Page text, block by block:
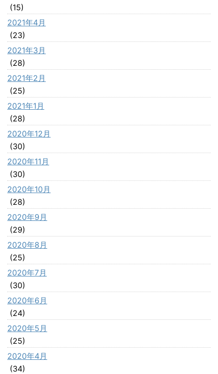
(15)
2021年4月
(23)
2021年3月
(28)
2021年2月
(25)
2021年1月
(28)
2020年12月
(30)
2020年11月
(30)
2020年10月
(28)
2020年9月
(29)
2020年8月
(25)
2020年7月
(30)
2020年6月
(24)
2020年5月
(25)
2020年4月
(34)